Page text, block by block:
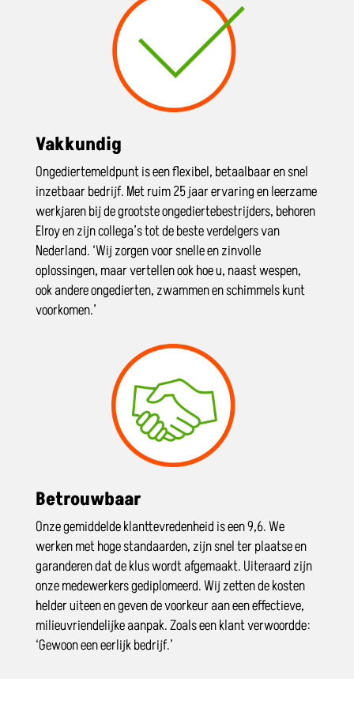
Vakkundig
Ongediertemeldpunt is een flexibel, betaalbaar en snel
inzetbaar bedrijf. Met ruim 25 jaar ervaring en leerzame
werkjaren bij de grootste ongediertebestrijders, behoren
Elroy en zijn collega’s tot de beste verdelgers van
Nederland. ‘Wij zorgen voor snelle en zinvolle
oplossingen, maar vertellen ook hoe u, naast wespen,
ook andere ongedierten, zwammen en schimmels kunt
voorkomen.’
Betrouwbaar
Onze gemiddelde klanttevredenheid is een 9,6. We
werken met hoge standaarden, zijn snel ter plaatse en
garanderen dat de klus wordt afgemaakt. Uiteraard zijn
onze medewerkers gediplomeerd. Wij zetten de kosten
helder uiteen en geven de voorkeur aan een effectieve,
milieuvriendelijke aanpak. Zoals een klant verwoordde:
‘Gewoon een eerlijk bedrijf.’